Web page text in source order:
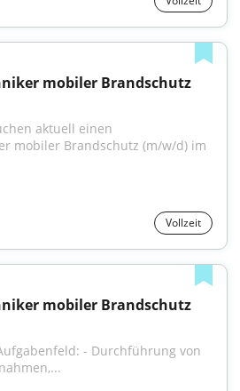
mobiler Brandschutz
aktuell einen
mobiler Brandschutz (m/w/d) im
Vollzeit
mobiler Brandschutz
- Durchführung von